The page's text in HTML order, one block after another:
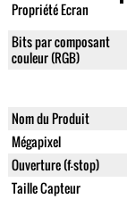
Propriété Ecran
Bits par composant
couleur (RGB)
Nom du Produit
Mégapixel
Ouverture (f-stop)
Taille Capteur